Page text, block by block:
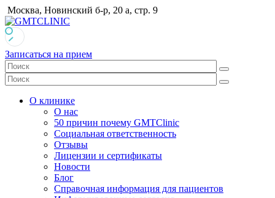
Москва, Новинский б-р, 20 а, стр. 9
Записаться на прием
О клинике
О нас
50 причин почему GMTClinic
Социальная ответственность
Отзывы
Лицензии и сертификаты
Новости
Блог
Справочная информация для пациентов